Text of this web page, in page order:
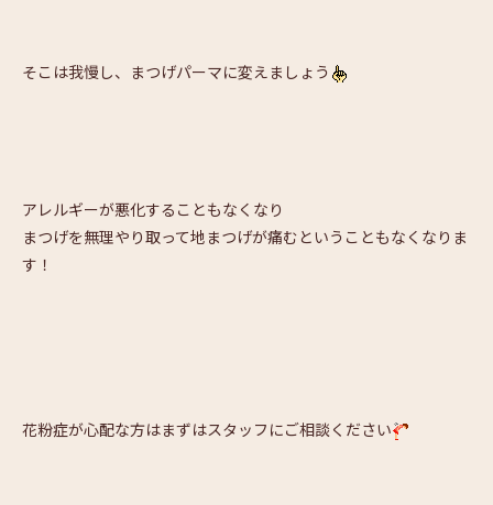
そこは我慢し、まつげパーマに変えましょう
アレルギーが悪化することもなくなり
まつげを無理やり取って地まつげが痛むということもなくなりま
す！
花粉症が心配な方はまずはスタッフにご相談ください